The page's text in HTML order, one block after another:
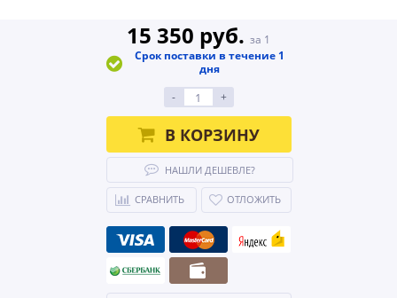
15 350 руб. за 1
Срок поставки в течение 1
дня
-
+
В КОРЗИНУ
НАШЛИ ДЕШЕВЛЕ?
СРАВНИТЬ ОТЛОЖИТЬ